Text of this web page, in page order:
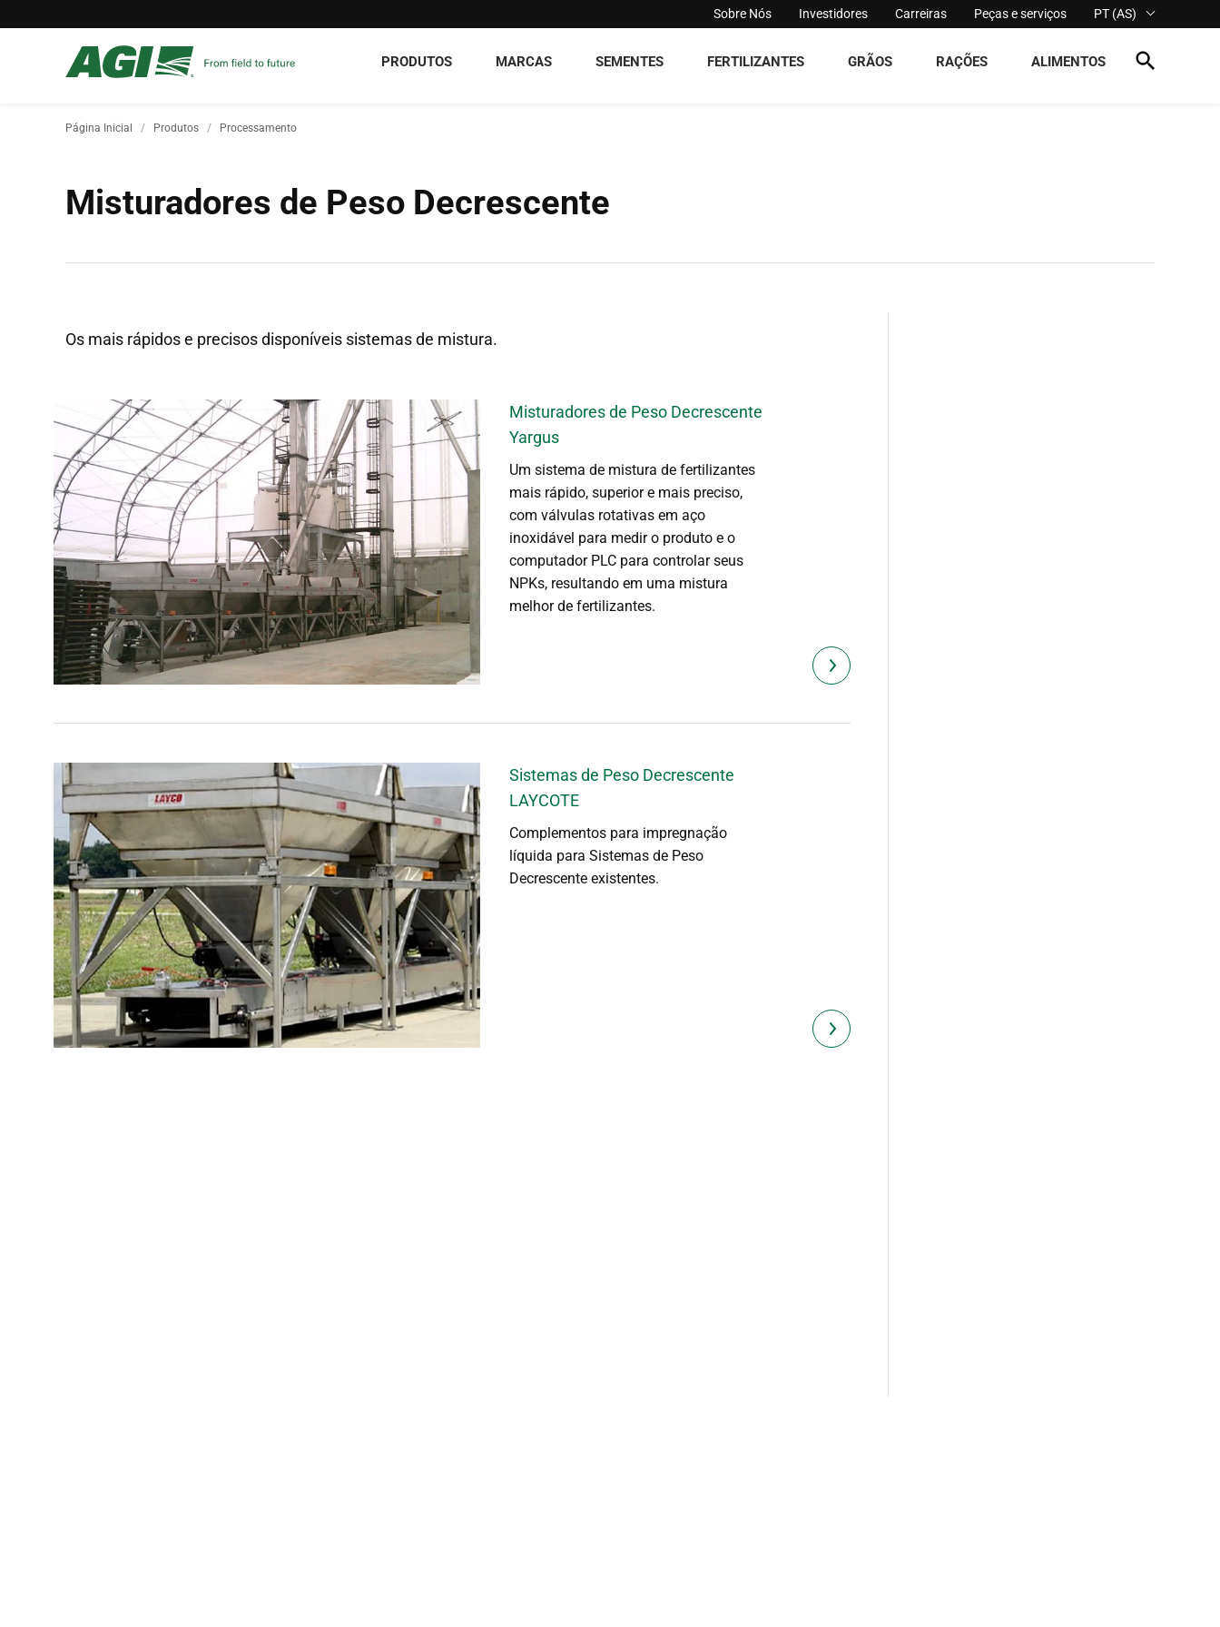
Sobre Nós Investidores Carreiras Peças e serviços PT (AS)
PRODUTOS MARCAS SEMENTES FERTILIZANTES GRÃOS RAÇÕES ALIMENTOS
Página Inicial Produtos Processamento
Misturadores de Peso Decrescente
Os mais rápidos e precisos disponíveis sistemas de mistura.
Misturadores de Peso Decrescente
Yargus
Um sistema de mistura de fertilizantes
mais rápido, superior e mais preciso,
com válvulas rotativas em aço
inoxidável para medir o produto e o
computador PLC para controlar seus
NPKs, resultando em uma mistura
melhor de fertilizantes.
Sistemas de Peso Decrescente
LAYCOTE
Complementos para impregnação
líquida para Sistemas de Peso
Decrescente existentes.